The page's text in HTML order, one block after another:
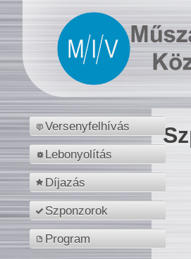
Versenyfelhívás
Lebonyolítás
Díjazás
Szponzorok
Program